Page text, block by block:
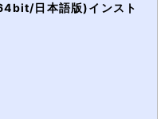
日本語版)インスト